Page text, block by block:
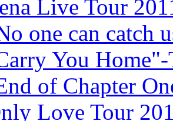
Live Tour
one can catch
You
of Chapter
Love Tour